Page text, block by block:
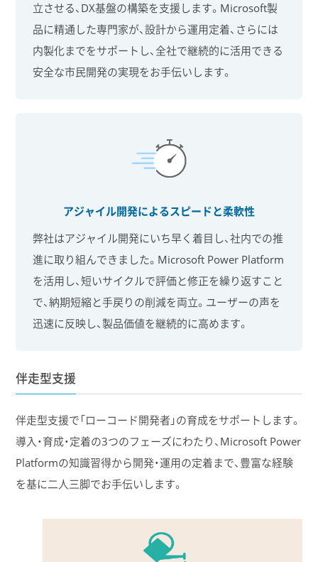
立させる、DX基盤の構築を支援します。Microsoft製
品に精通した専門家が、設計から運用定着、さらには
内製化までをサポートし、全社で継続的に活用できる
安全な市民開発の実現をお手伝いします。
アジャイル開発によるスピードと柔軟性
弊社はアジャイル開発にいち早く着目し、社内での推
進に取り組んできました。Microsoft Power Platform
を活用し、短いサイクルで評価と修正を繰り返すこと
で、納期短縮と手戻りの削減を両立。ユーザーの声を
迅速に反映し、製品価値を継続的に高めます。
伴走型支援
伴走型支援で「ローコード開発者」の育成をサポートします。
導入・育成・定着の3つのフェーズにわたり、Microsoft Power
Platformの知識習得から開発・運用の定着まで、豊富な経験
を基に二人三脚でお手伝いします。